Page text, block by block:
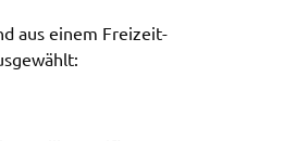
aus einem Frei­zeit­